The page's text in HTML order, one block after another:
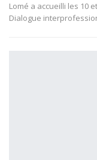
Lomé a accueilli les 10
Dialogue